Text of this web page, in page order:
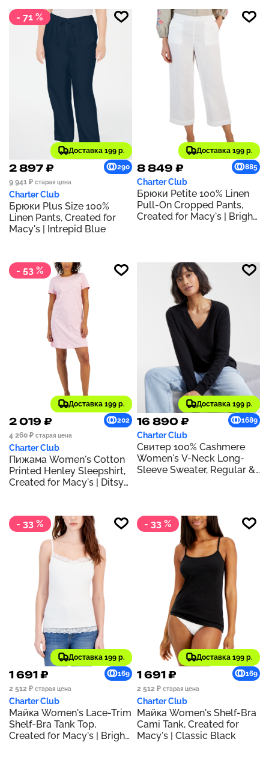
Heather
- 71 %
Доставка 199 р.
2 897 ₽
290
9 941 ₽ старая цена
Charter Club
Брюки Plus Size 100%
Linen Pants, Created for
Macy's | Intrepid Blue
Доставка 199 р.
8 849 ₽ 885
Charter Club
Брюки Petite 100% Linen
Pull-On Cropped Pants,
Created for Macy's | Bright
- 53 %
Доставка 199 р.
2 019 ₽
202
4 260 ₽ старая цена
Charter Club
Пижама Women's Cotton
Printed Henley Sleepshirt,
Created for Macy's | Ditsy
Доставка 199 р.
16 890 ₽ 1689
Charter Club
Свитер 100% Cashmere
Women's V-Neck Long-
Sleeve Sweater, Regular &
- 33 %
Доставка 199 р.
1 691 ₽
169
2 512 ₽ старая цена
Charter Club
Майка Women's Lace-Trim
Shelf-Bra Tank Top,
Created for Macy's | Bright
- 33 %
Доставка 199 р.
1 691 ₽
169
2 512 ₽ старая цена
Charter Club
Майка Women's Shelf-Bra
Cami Tank, Created for
Macy's | Classic Black